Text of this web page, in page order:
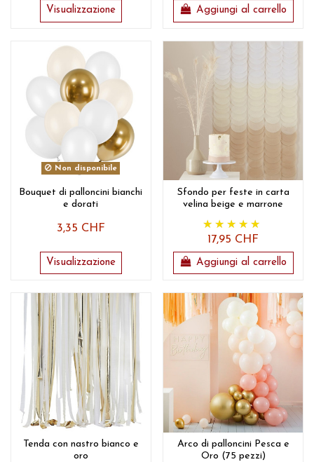
Visualizzazione Aggiungi al carrello
Non disponibile
Bouquet di palloncini bianchi
e dorati
3,35 CHF
Visualizzazione
Sfondo per feste in carta
velina beige e marrone
17,95 CHF
Aggiungi al carrello
Tenda con nastro bianco e
oro
Arco di palloncini Pesca e
Oro (75 pezzi)